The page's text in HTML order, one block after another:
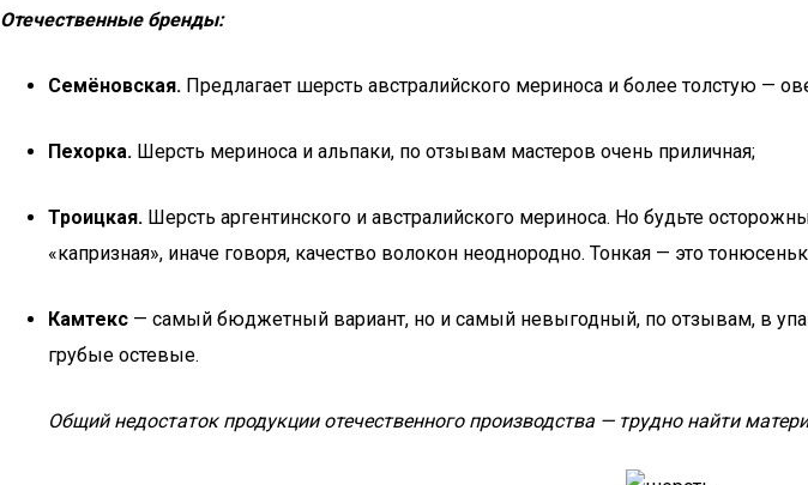
Отечественные бренды:
Семёновская. Предлагает шерсть австралийского мериноса и более толстую —
Пехорка. Шерсть мериноса и альпаки, по отзывам мастеров очень приличная;
Троицкая. Шерсть аргентинского и австралийского мериноса. Но будьте
«капризная», иначе говоря, качество волокон неоднородно. Тонкая — это
Камтекс — самый бюджетный вариант, но и самый невыгодный, по отзывам, в
грубые остевые.
Общий недостаток продукции отечественного производства — трудно найти